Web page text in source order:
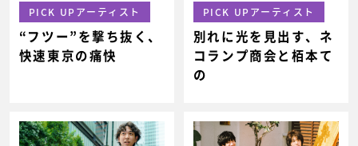
PICK UPアーティスト
“フツー”を撃ち抜く、
快速東京の痛快
PICK UPアーティスト
別れに光を見出す、ネ
コランプ商会と栢本て
の